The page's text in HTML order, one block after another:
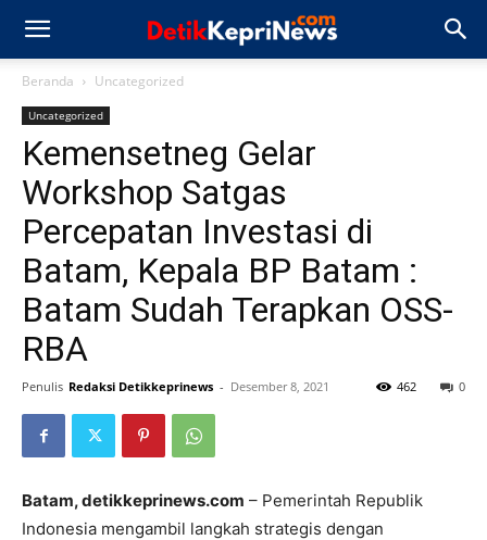
Beranda Uncategorized
Uncategorized
Kemensetneg Gelar
Workshop Satgas
Percepatan Investasi di
Batam, Kepala BP Batam :
Batam Sudah Terapkan OSS-
RBA
Penulis Redaksi Detikkeprinews - Desember 8, 2021 0
462
Batam, detikkeprinews.com – Pemerintah Republik
Indonesia mengambil langkah strategis dengan